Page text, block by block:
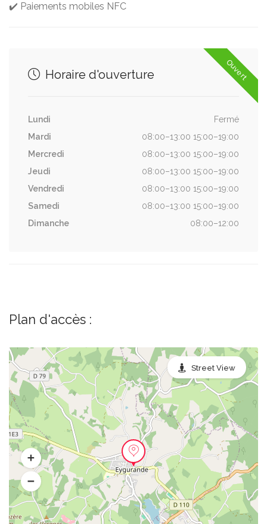
✔️ Paiements mobiles NFC
Ouvert
Horaire d'ouverture
Lundi
Fermé
Mardi
08:00–13:00 15:00–19:00
Mercredi
08:00–13:00 15:00–19:00
Jeudi
08:00–13:00 15:00–19:00
Vendredi
08:00–13:00 15:00–19:00
Samedi
08:00–13:00 15:00–19:00
Dimanche
08:00–12:00
Plan d'accès :
Street View